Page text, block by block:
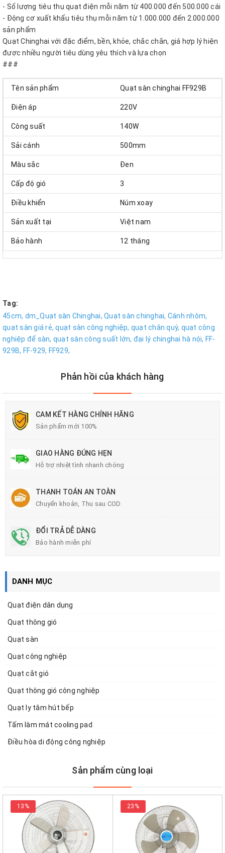
- Số lượng tiêu thụ quạt điện mỗi năm từ 400.000 đến 500.000 cái
- Động cơ xuất khẩu tiêu thụ mỗi năm từ 1.000.000 đến 2.000.000
sản phẩm
Quạt Chinghai với đặc điểm, bền, khỏe, chắc chắn, giá hợp lý hiện
được nhiều người tiêu dùng yêu thích và lựa chọn
###
Tên sản phẩm Quạt sàn chinghai FF929B
Điện áp 220V
Công suất 140W
Sải cánh 500mm
Màu sắc Đen
Cấp độ gió 3
Điều khiển Núm xoay
Sản xuất tại Việt nam
Bảo hành 12 tháng
Tag:
45cm, dm_Quạt sàn Chinghai, Quạt sàn chinghai, Cánh nhôm,
quạt sàn giá rẻ, quạt sàn công nghiệp, quạt chân quỳ, quạt công
nghiệp để sàn, quạt sàn công suất lớn, đại lý chinghai hà nội, FF-
929B, FF-929, FF929,
Phản hồi của khách hàng
CAM KẾT HÀNG CHÍNH HÃNG
Sản phẩm mới 100%
GIAO HÀNG ĐÚNG HẸN
Hỗ trợ nhiệt tình nhanh chóng
THANH TOÁN AN TOÀN
Chuyển khoản, Thu sau COD
ĐỔI TRẢ DỄ DÀNG
Bảo hành miễn phí
DANH MỤC
Quạt điện dân dụng
Quạt thông gió
Quạt sàn
Quạt công nghiệp
Quạt cắt gió
Quạt thông gió công nghiệp
Quạt ly tâm hút bếp
Tấm làm mát cooling pad
Điều hòa di động công nghiệp
Sản phẩm cùng loại
13% 23%